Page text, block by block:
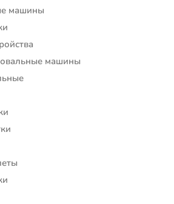
машины
машины